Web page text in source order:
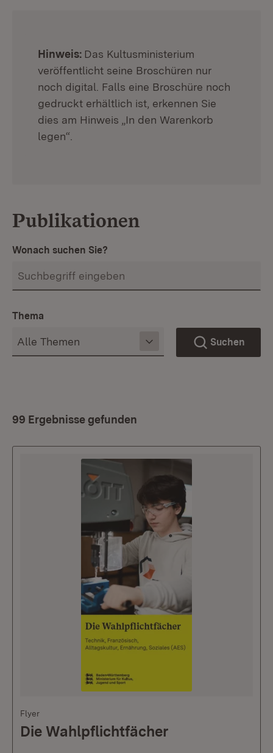
Hinweis: Das Kultusministerium
veröffentlicht seine Broschüren nur
noch digital. Falls eine Broschüre noch
gedruckt erhältlich ist, erkennen Sie
dies am Hinweis „In den Warenkorb
legen“.
Publikationen
Wonach suchen Sie?
Thema
Suchen
99 Ergebnisse gefunden
Flyer
Die Wahlpflichtfächer